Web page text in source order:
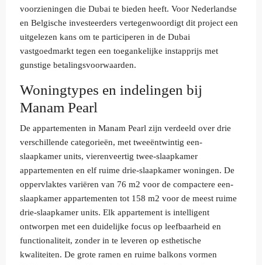
voorzieningen die Dubai te bieden heeft. Voor Nederlandse
en Belgische investeerders vertegenwoordigt dit project een
uitgelezen kans om te participeren in de Dubai
vastgoedmarkt tegen een toegankelijke instapprijs met
gunstige betalingsvoorwaarden.
Woningtypes en indelingen bij
Manam Pearl
De appartementen in Manam Pearl zijn verdeeld over drie
verschillende categorieën, met tweeëntwintig een-
slaapkamer units, vierenveertig twee-slaapkamer
appartementen en elf ruime drie-slaapkamer woningen. De
oppervlaktes variëren van 76 m2 voor de compactere een-
slaapkamer appartementen tot 158 m2 voor de meest ruime
drie-slaapkamer units. Elk appartement is intelligent
ontworpen met een duidelijke focus op leefbaarheid en
functionaliteit, zonder in te leveren op esthetische
kwaliteiten. De grote ramen en ruime balkons vormen